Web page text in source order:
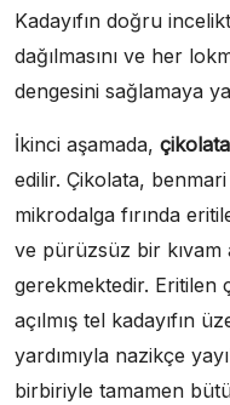
Kadayıfın doğru
dağılmasını ve her
dengesini sağlamaya
İkinci aşamada,
edilir. Çikolata,
mikrodalga fırında
ve pürüzsüz bir kıvam
gerekmektedir. Eritilen
açılmış tel kadayıfın
yardımıyla nazikçe
birbiriyle tamamen